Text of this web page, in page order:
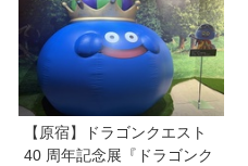
まで
【原宿】ドラゴンクエスト
40 周年記念展『ドラゴンク